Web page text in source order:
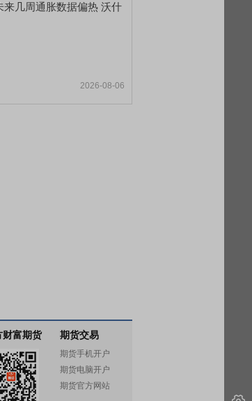
来几周通胀数据偏热 沃什
2026-08-06
财富期货 期货交易
期货手机开户
期货电脑开户
期货官方网站